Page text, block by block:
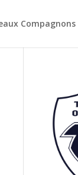
Compagnons